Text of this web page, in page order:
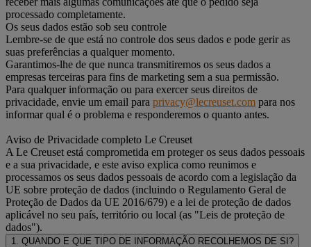
processado completamente.
Os seus dados estão sob seu controle
Lembre-se de que está no controle dos seus dados e pode gerir as
suas preferências a qualquer momento.
Garantimos-lhe de que nunca transmitiremos os seus dados a
empresas terceiras para fins de marketing sem a sua permissão.
Para qualquer informação ou para exercer seus direitos de
privacidade, envie um email para privacy@lecreuset.com para nos
informar qual é o problema e responderemos o quanto antes.
Aviso de Privacidade completo Le Creuset
A Le Creuset está comprometida em proteger os seus dados pessoais
e a sua privacidade, e este aviso explica como reunimos e
processamos os seus dados pessoais de acordo com a legislação da
UE sobre proteção de dados (incluindo o Regulamento Geral de
Proteção de Dados da UE 2016/679) e a lei de proteção de dados
aplicável no seu país, território ou local (as "Leis de proteção de
dados").
1. QUANDO E QUE TIPO DE INFORMAÇÃO RECOLHEMOS DE SI?